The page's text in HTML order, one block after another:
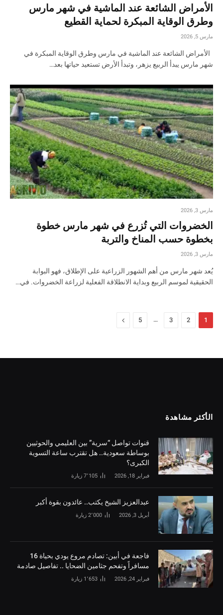
الأمراض الشائعة عند الماشية في شهر مارس
وطرق الوقاية المبكرة لحماية القطيع
مارس 5, 2026
الأمراض الشائعة عند الماشية في مارس وطرق الوقاية المبكرة في
شهر مارس يبدأ الربيع يزهر، وتبدأ الأرض تستعيد حياتها بعد…
مارس 3, 2026
الخضروات التي تُزرع في شهر مارس خطوة
بخطوة حسب المناخ والتربة
مارس 3, 2026
يُعد شهر مارس من أهم الشهور الزراعية على الإطلاق، فهو البوابة
الحقيقية لموسم الربيع وبداية الانطلاقة الفعلية لزراعة الخضروات. في…
1
2
3
…
5 التالي
الأكثر مشاهدة
قنوات تواصل “سرية” بين العليمي والحوثيين
بوساطة سعودية.. هل تقترب ساعة التسوية
الكبرى؟
فبراير 18, 2026 7٬105 زيارة
‏عبدالعزيز الشيخ يكتب.. عائدون بقوة أكبر
أبريل 3, 2026 2٬000 زيارة
فاجعة في أبين: تصادم مروع يودي بحياة 16
مسافراً وتفحم جثامين الضحايا .. تفاصيل صادمة
فبراير 24, 2026 1٬653 زيارة